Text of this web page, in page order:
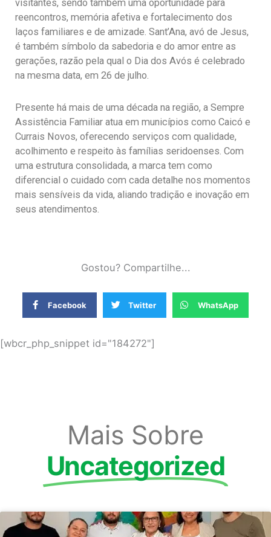
visitantes, sendo também uma oportunidade para
reencontros, memória afetiva e fortalecimento dos
laços familiares e de amizade. Sant’Ana, avó de Jesus,
é também símbolo da sabedoria e do amor entre as
gerações, razão pela qual o Dia dos Avós é celebrado
na mesma data, em 26 de julho.
Presente há mais de uma década na região, a Sempre
Assistência Familiar atua em municípios como Caicó e
Currais Novos, oferecendo serviços com qualidade,
acolhimento e respeito às famílias seridoenses. Com
uma estrutura consolidada, a marca tem como
diferencial o cuidado com cada detalhe nos momentos
mais sensíveis da vida, aliando tradição e inovação em
seus atendimentos.
Gostou? Compartilhe...
Facebook Twitter WhatsApp
[wbcr_php_snippet id="184272"]
Mais Sobre
Uncategorized